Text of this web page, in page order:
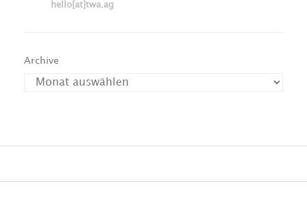
hello[at]twa.ag
Archive